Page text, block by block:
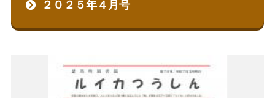
２０２５年４月号